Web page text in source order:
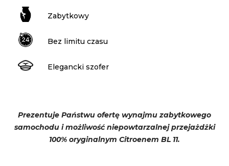
Zabytkowy
Bez limitu czasu
Elegancki szofer
Prezentuje Państwu ofertę wynajmu zabytkowego
samochodu i możliwość niepowtarzalnej przejażdżki
100% oryginalnym Citroenem BL 11.